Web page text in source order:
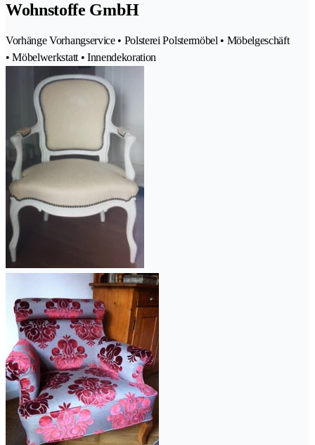
Wohnstoffe GmbH
Vorhänge Vorhangservice • Polsterei Polstermöbel • Möbelgeschäft
• Möbelwerkstatt • Innendekoration